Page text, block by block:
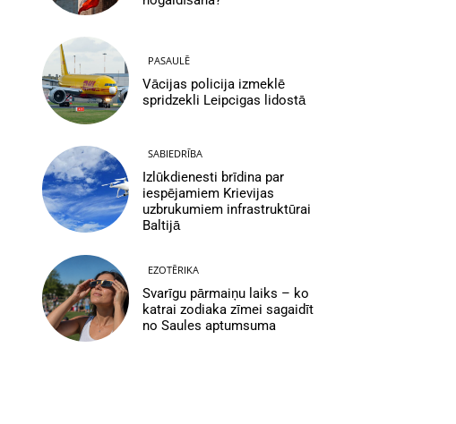
PASAULĒ
Vācijas policija izmeklē
spridzekli Leipcigas lidostā
SABIEDRĪBA
Izlūkdienesti brīdina par
iespējamiem Krievijas
uzbrukumiem infrastruktūrai
Baltijā
EZOTĒRIKA
Svarīgu pārmaiņu laiks – ko
katrai zodiaka zīmei sagaidīt
no Saules aptumsuma